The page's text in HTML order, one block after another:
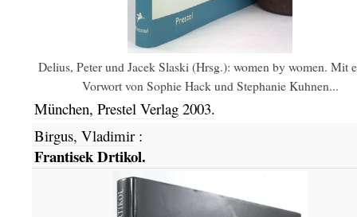
Delius, Peter und Jacek Slaski (Hrsg.): women by women. Mit
Vorwort von Sophie Hack und Stephanie Kuhnen...
München, Prestel Verlag 2003.
Birgus, Vladimir:
Frantisek Drtikol.